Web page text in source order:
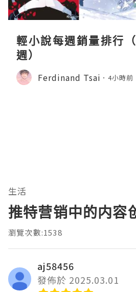
輕小說每週銷量排行
週）
Ferdinand Tsai 4小時前
生活
推特营销中的内容
瀏覽次數:1538
aj58456
發佈於 2025.03.01